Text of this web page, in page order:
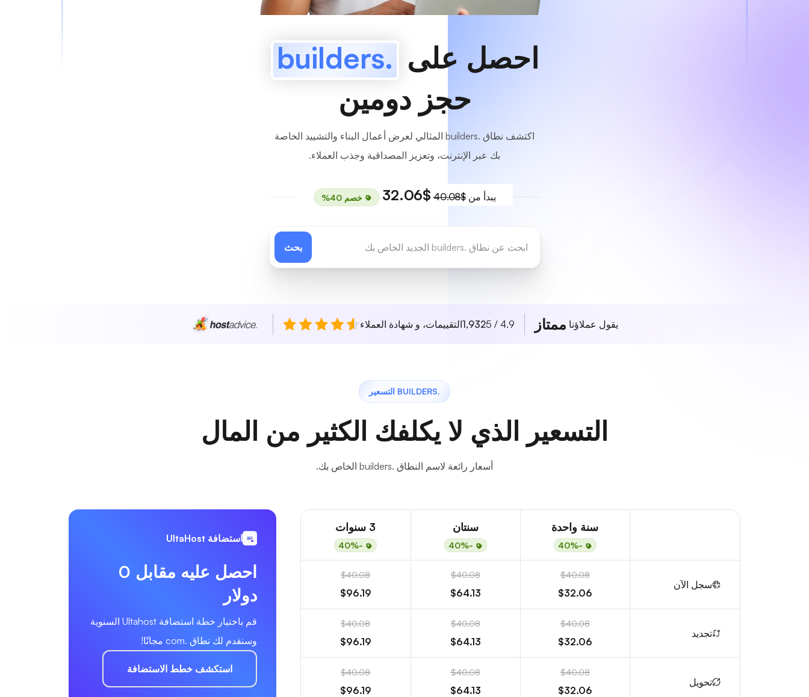
احصل على .builders
حجز دومين
اكتشف نطاق .builders المثالي لعرض أعمال البناء والتشييد الخاصة
بك عبر الإنترنت، وتعزيز المصداقية وجذب العملاء.
يبدأ من$40.08
$32.06 خصم 40%
بحث
يقول عملاؤنا ممتاز 4.9 / 5
1,932التقييمات، و شهادة العملاء
.BUILDERS التسعير
التسعير الذي لا يكلفك الكثير من المال
أسعار رائعة لاسم النطاق .builders الخاص بك.
سنة واحدة
-40%
سنتان
-40%
3 سنوات
-40%
سجل الآن
$40.08
$32.06
$40.08
$64.13
$40.08
$96.19
تجديد
$40.08
$32.06
$40.08
$64.13
$40.08
$96.19
تحويل
$40.08
$32.06
$40.08
$64.13
$40.08
$96.19
استضافة UltaHost
احصل عليه مقابل 0
دولار
قم باختيار خطة استضافة Ultahost السنوية
وسنقدم لك نطاق .com مجانًا!
استكشف خطط الاستضافة